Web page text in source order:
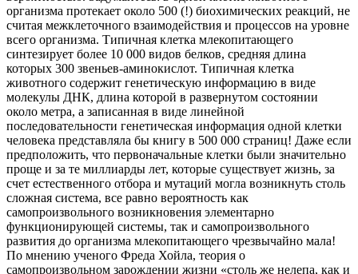
организма протекает около 500 (!) биохимических реакций, не
считая межклеточного взаимодействия и процессов на уровне
всего организма. Типичная клетка млекопитающего
синтезирует более 10 000 видов белков, средняя длина
которых 300 звеньев-аминокислот. Типичная клетка
животного содержит генетическую информацию в виде
молекулы ДНК, длина которой в развернутом состоянии
около метра, а записанная в виде линейной
последовательности генетическая информация одной клетки
человека представляла бы книгу в 500 000 страниц! Даже если
предположить, что первоначальные клетки были значительно
проще и за те миллиарды лет, которые существует жизнь, за
счет естественного отбора и мутаций могла возникнуть столь
сложная система, все равно вероятность как
самопроизвольного возникновения элементарно
функционирующей системы, так и самопроизвольного
развития до организма млекопитающего чрезвычайно мала!
По мнению ученого Фреда Хойла, теория о
самопроизвольном зарождении жизни «столь же нелепа, как и